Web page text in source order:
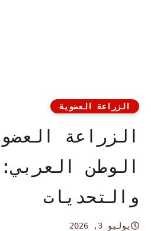
الزراعة العضوية
الزراعة
الوطن
والتحديات
يوليو 3, 2026